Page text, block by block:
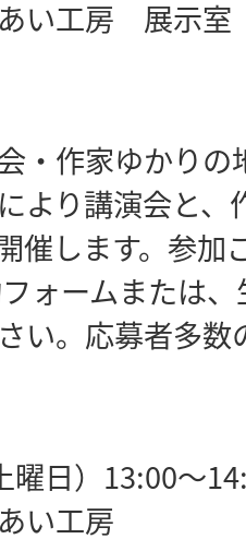
い工房 展示室
・作家ゆかりの
より講演会と、
催します。参加
ォームまたは
い。応募者多数
曜日）13:00～
い工房